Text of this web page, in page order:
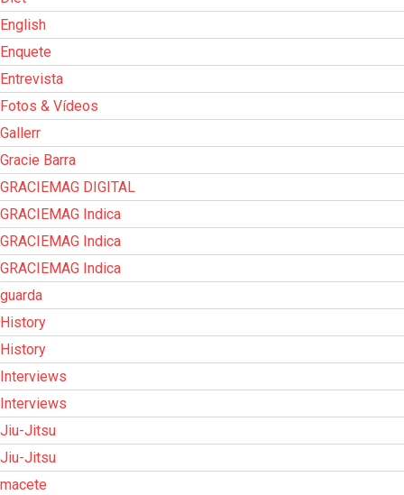
English
Enquete
Entrevista
Fotos & Vídeos
Gallerr
Gracie Barra
GRACIEMAG DIGITAL
GRACIEMAG Indica
GRACIEMAG Indica
GRACIEMAG Indica
guarda
History
History
Interviews
Interviews
Jiu-Jitsu
Jiu-Jitsu
macete